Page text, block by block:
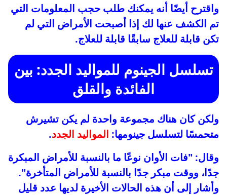
واقترح أيضًا أنه يمكنك طلب حجب المعلومات التي
تم الكشف عنها لك إذا أصبحت الأمراض التي لم
تكن قابلة للعلاج سابقًا قابلة للعلاج.
تسلسل الجينوم للمواليد الجدد: بين
الفائدة والقلق
ولكن كان هناك مجموعة واحدة لم يكن تشيرش
متحمسًا لتسلسل جينومها: المواليد الجدد.
وقال: "فات الأوان نوعًا ما بالنسبة للأمراض المبكرة
جدًا، ووقت مبكر جدًا بالنسبة للأمراض المتأخرة".
وأشار إلى أن هذه الحالات الأخيرة لديها عدد قليل